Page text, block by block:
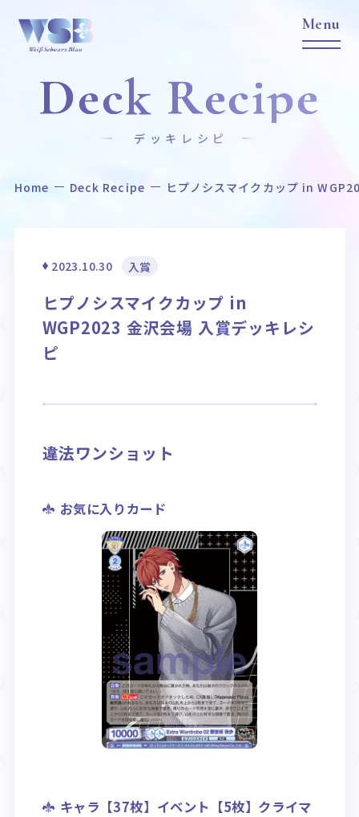
Home News
作品タイトル
Event
イベント
Card List
カードリスト
Deck Recipe
デッキレシピ
Home Deck Recipe ヒプノシスマイクカップ in
2023.10.30 入賞
ヒプノシスマイクカップ in
WGP2023 金沢会場 入賞デッキレシ
ピ
違法ワンショット
お気に入りカード
キャラ【37枚】イベント【5枚】クライマ